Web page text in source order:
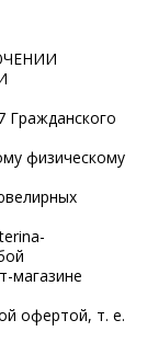
Гражданского
физическому
магазине
офертой, т. е.